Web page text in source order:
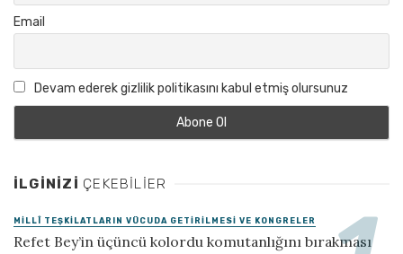
Email
Devam ederek gizlilik politikasını kabul etmiş olursunuz
İLGINIZI ÇEKEBILIER
MILLÎ TEŞKILATLARIN VÜCUDA GETIRILMESI VE KONGRELER
Refet Bey’in üçüncü kolordu komutanlığını bırakması